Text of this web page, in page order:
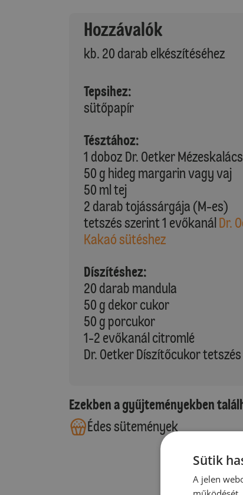
Hozzávalók
kb. 20 darab elkészítéséhez
Tepsihez:
sütőpapír
Tésztához:
1 doboz Dr. Oetker
50 g hideg margarin vagy vaj
50 ml tej
2 darab tojássárgája (M-es)
tetszés szerint 1 evőkanálDr.
Kakaó sütéshez
Díszítéshez:
20 darab mandula
50 g dekor cukor
50 g porcukor
1-2 evőkanál citromlé
Dr. Oetker Díszítőcukor
Ezekben a gyűjteményekben
Édes sütemények
Sütik
A jelen